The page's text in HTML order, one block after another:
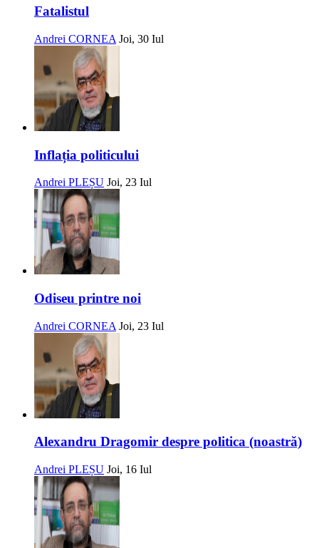
Fatalistul
Andrei CORNEA Joi, 30 Iul
Inflația politicului
Andrei PLEȘU Joi, 23 Iul
Odiseu printre noi
Andrei CORNEA Joi, 23 Iul
Alexandru Dragomir despre politica (noastră)
Andrei PLEȘU Joi, 16 Iul